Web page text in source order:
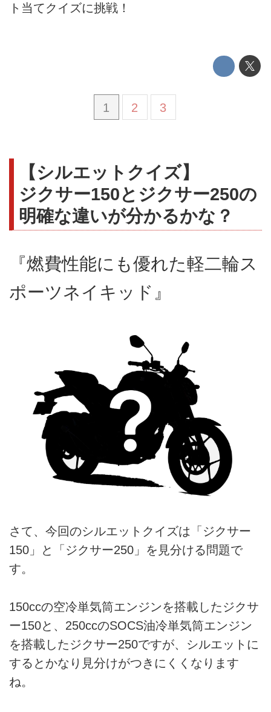
ト当てクイズに挑戦！
1 2 3
【シルエットクイズ】
ジクサー150とジクサー250の
明確な違いが分かるかな？
『燃費性能にも優れた軽二輪ス
ポーツネイキッド』
さて、今回のシルエットクイズは「ジクサー
150」と「ジクサー250」を見分ける問題で
す。
150ccの空冷単気筒エンジンを搭載したジクサ
ー150と、250ccのSOCS油冷単気筒エンジン
を搭載したジクサー250ですが、シルエットに
するとかなり見分けがつきにくくなります
ね。